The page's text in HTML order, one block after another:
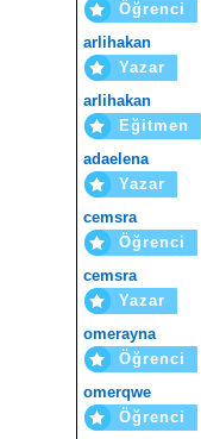
Öğrenci
arlihakan
Yazar
arlihakan
Eğitmen
adaelena
Yazar
cemsra
Öğrenci
cemsra
Yazar
omerayna
Öğrenci
omerqwe
Öğrenci